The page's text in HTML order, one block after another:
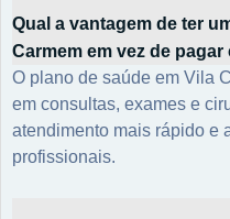
Qual a vantagem de ter
Carmem em vez de
O plano de saúde em Vila
em consultas, exames e
atendimento mais rápido e
profissionais.